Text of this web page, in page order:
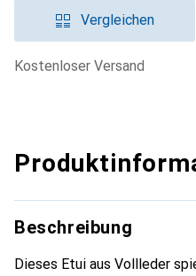
Vergleichen
kostenloser Versand
Beschreibung
Dieses Etui aus Vollleder